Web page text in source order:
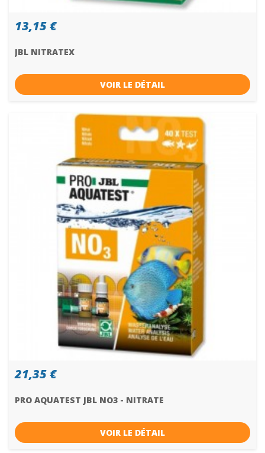
13,15 €
JBL NITRATEX
VOIR LE DÉTAIL
21,35 €
PRO AQUATEST JBL NO3 - NITRATE
VOIR LE DÉTAIL